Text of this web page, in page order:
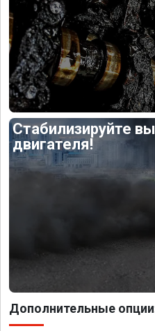
Стабилизируйте
двигателя!
Дополнительные